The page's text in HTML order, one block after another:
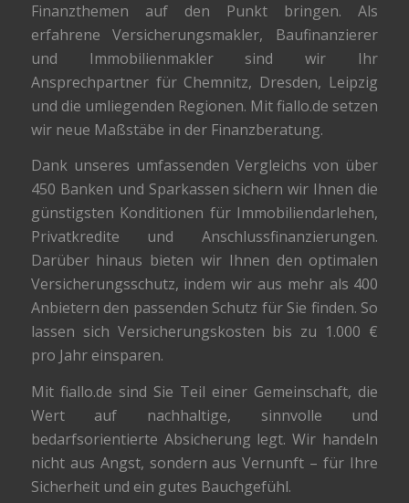
Finanzthemen auf den Punkt bringen. Als
erfahrene Versicherungsmakler, Baufinanzierer
und Immobilienmakler sind wir Ihr
Ansprechpartner für Chemnitz, Dresden, Leipzig
und die umliegenden Regionen. Mit fiallo.de setzen
wir neue Maßstäbe in der Finanzberatung.
Dank unseres umfassenden Vergleichs von über
450 Banken und Sparkassen sichern wir Ihnen die
günstigsten Konditionen für Immobiliendarlehen,
Privatkredite und Anschlussfinanzierungen.
Darüber hinaus bieten wir Ihnen den optimalen
Versicherungsschutz, indem wir aus mehr als 400
Anbietern den passenden Schutz für Sie finden. So
lassen sich Versicherungskosten bis zu 1.000 €
pro Jahr einsparen.
Mit fiallo.de sind Sie Teil einer Gemeinschaft, die
Wert auf nachhaltige, sinnvolle und
bedarfsorientierte Absicherung legt. Wir handeln
nicht aus Angst, sondern aus Vernunft – für Ihre
Sicherheit und ein gutes Bauchgefühl.